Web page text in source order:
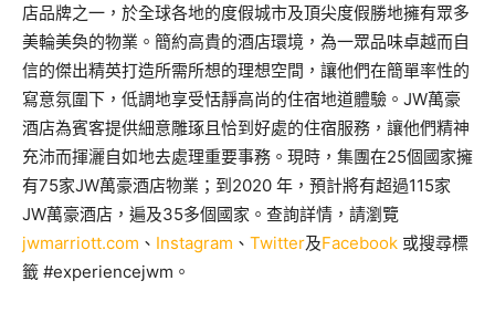
店品牌之一，於全球各地的度假城市及頂尖度假勝地擁有眾多
美輪美奐的物業。簡約高貴的酒店環境，為一眾品味卓越而自
信的傑出精英打造所需所想的理想空間，讓他們在簡單率性的
寫意氛圍下，低調地享受恬靜高尚的住宿地道體驗。JW萬豪
酒店為賓客提供細意雕琢且恰到好處的住宿服務，讓他們精神
充沛而揮灑自如地去處理重要事務。現時，集團在25個國家擁
有75家JW萬豪酒店物業；到2020 年，預計將有超過115家
JW萬豪酒店，遍及35多個國家。查詢詳情，請瀏覽
jwmarriott.com 、 Instagram 、 Twitter及Facebook 或搜尋標
籤 #experiencejwm。